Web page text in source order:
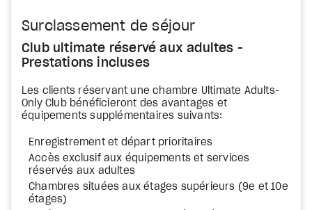
Surclassement de séjour
Club ultimate réservé aux adultes -
Prestations incluses
Les clients réservant une chambre Ultimate Adults-
Only Club bénéficieront des avantages et
équipements supplémentaires suivants:
Enregistrement et départ prioritaires
Accès exclusif aux équipements et services
réservés aux adultes
Chambres situées aux étages supérieurs (9e et 10e
étages)